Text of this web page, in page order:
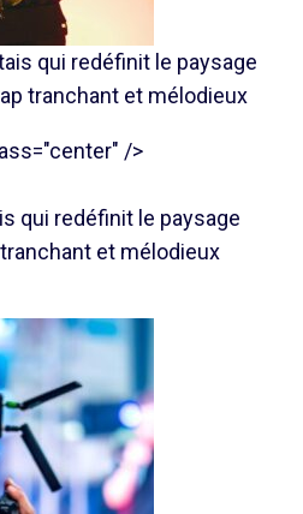
qui redéfinit le paysage
tranchant et mélodieux
/>
qui redéfinit le paysage
et mélodieux